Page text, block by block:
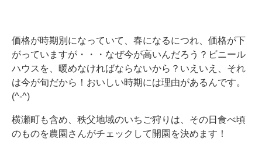
価格が時期別になっていて、春になるにつれ、価格が下
がっていますが・・・なぜ今が高いんだろう？ビニール
ハウスを、暖めなければならないから？いえいえ、それ
は今が旬だから！おいしい時期には理由があるんです。
(^-^)
横瀬町も含め、秩父地域のいちご狩りは、その日食べ頃
のものを農園さんがチェックして開園を決めます！